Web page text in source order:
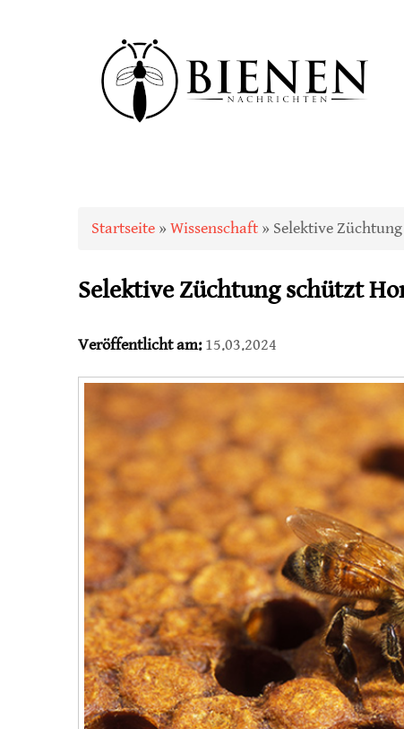
Sie sind hier
Startseite » Wissenschaft » Selektive
Selektive Züchtung schützt
Veröffentlicht am:15.03.2024